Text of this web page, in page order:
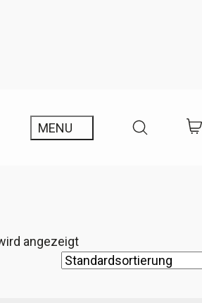
angezeigt